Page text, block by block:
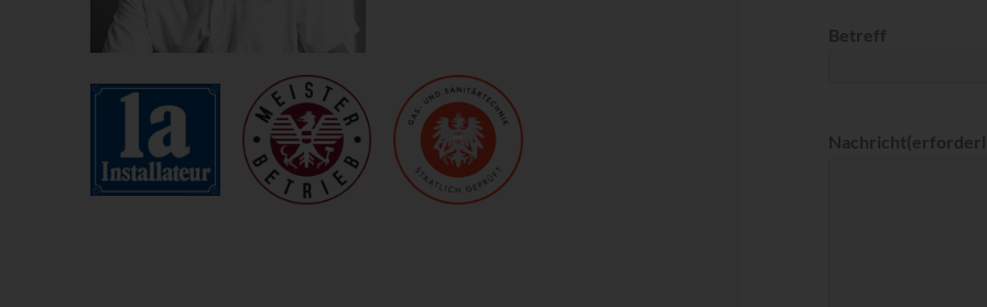
Betreff
Nachricht